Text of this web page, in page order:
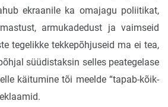
ekraanile ka omajagu poliitikat,
armukadedust ja vaimseid
tegelikke tekkepõhjuseid ma ei tea,
süüdistaksin selles peategelase
käitumine tõi meelde “tapab-kõik-